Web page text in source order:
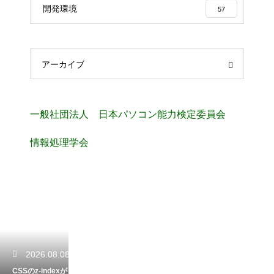
開発環境 57
アーカイブ
一般社団法人 日本パソコン能力検定委員会
情報処理学会
2026.08.08
CSSのz-indexが